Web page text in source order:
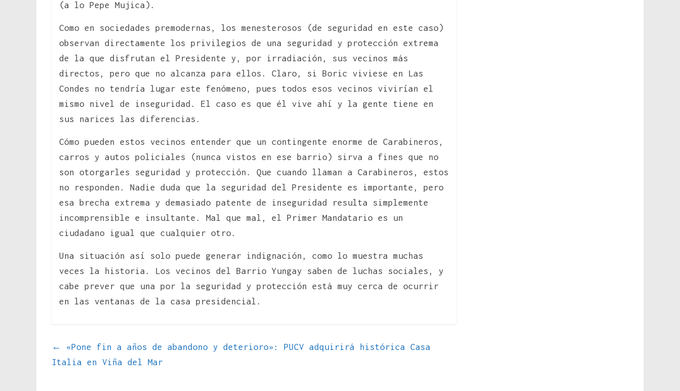
(a lo Pepe Mujica).
Como en sociedades premodernas, los menesterosos (de seguridad en este caso)
observan directamente los privilegios de una seguridad y protección extrema
de la que disfrutan el Presidente y, por irradiación, sus vecinos más
directos, pero que no alcanza para ellos. Claro, si Boric viviese en Las
Condes no tendría lugar este fenómeno, pues todos esos vecinos vivirían el
mismo nivel de inseguridad. El caso es que él vive ahí y la gente tiene en
sus narices las diferencias.
Cómo pueden estos vecinos entender que un contingente enorme de Carabineros,
carros y autos policiales (nunca vistos en ese barrio) sirva a fines que no
son otorgarles seguridad y protección. Que cuando llaman a Carabineros, estos
no responden. Nadie duda que la seguridad del Presidente es importante, pero
esa brecha extrema y demasiado patente de inseguridad resulta simplemente
incomprensible e insultante. Mal que mal, el Primer Mandatario es un
ciudadano igual que cualquier otro.
Una situación así solo puede generar indignación, como lo muestra muchas
veces la historia. Los vecinos del Barrio Yungay saben de luchas sociales, y
cabe prever que una por la seguridad y protección está muy cerca de ocurrir
en las ventanas de la casa presidencial.
←
«Pone fin a años de abandono y deterioro»: PUCV adquirirá histórica Casa
Italia en Viña del Mar